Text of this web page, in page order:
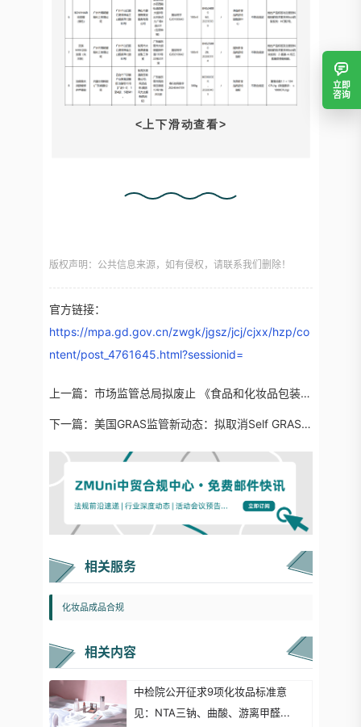
<上下滑动查看>
版权声明：公共信息来源，如有侵权，请联系我们删除！
官方链接：
https://mpa.gd.gov.cn/zwgk/jgsz/jcj/cjxx/hzp/co
ntent/post_4761645.html?sessionid=
上一篇： 市场监管总局拟废止 《食品和化妆品包装计量检验规则》
下一篇： 美国GRAS监管新动态：拟取消Self GRAS的“GRAS”提案
相关服务
化妆品成品合规
相关内容
中检院公开征求9项化妆品标准意
见：NTA三钠、曲酸、游离甲醛...
立即
咨询